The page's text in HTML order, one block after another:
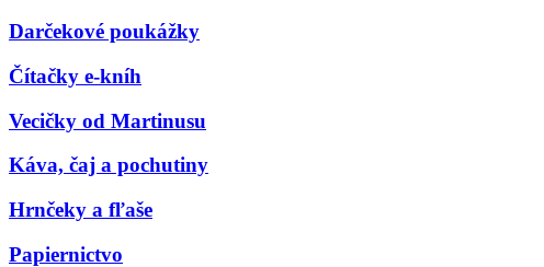
Darčekové poukážky
Čítačky e-kníh
Vecičky od Martinusu
Káva, čaj a pochutiny
Hrnčeky a fľaše
Papiernictvo